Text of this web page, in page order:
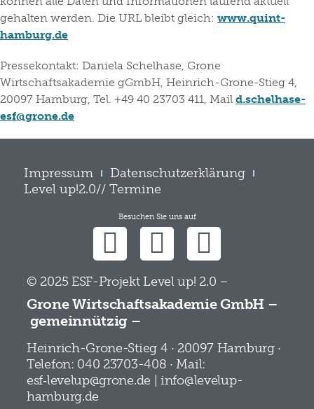
gehalten werden. Die URL bleibt gleich: www.quint-
hamburg.de
Pressekontakt: Daniela Schelhase, Grone
Wirtschaftsakademie gGmbH, Heinrich-Grone-Stieg 4,
20097 Hamburg, Tel. +49 40 23703 411, Mail d.schelhase-
esf@grone.de
Impressum
Datenschutzerklärung
Level up!2.0// Termine
Besuchen Sie uns auf
© 2025 ESF-Projekt Level up! 2.0 –
Grone Wirtschaftsakademie GmbH –
gemeinnützig –
Heinrich-Grone-Stieg 4 · 20097 Hamburg ·
Telefon: 040 23703-408 · Mail:
esf‑levelup@grone.de | info@levelup-
hamburg.de